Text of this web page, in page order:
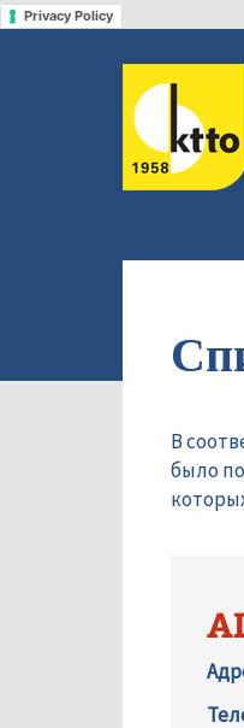
Privacy Policy
В
было